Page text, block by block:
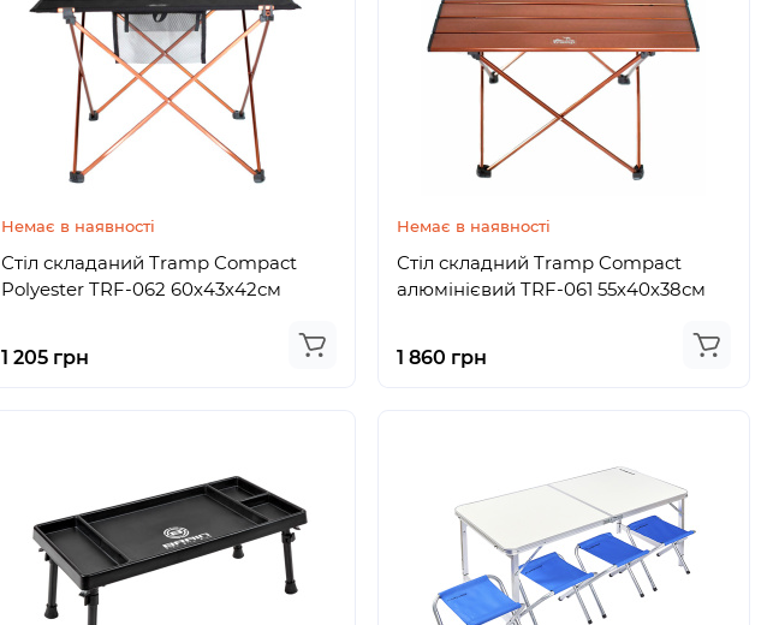
Немає в наявності
Стіл складаний Tramp Compact
Polyester TRF-062 60х43х42см
1 205 грн
Немає в наявності
Стіл складний Tramp Compact
алюмінієвий TRF-061 55х40х38см
1 860 грн